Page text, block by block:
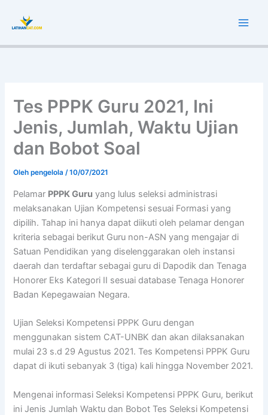
Tes PPPK Guru 2021, Ini
Jenis, Jumlah, Waktu Ujian
dan Bobot Soal
Olehpengelola/10/07/2021
Pelamar PPPK Guru yang lulus seleksi administrasi
melaksanakan Ujian Kompetensi sesuai Formasi yang
dipilih. Tahap ini hanya dapat diikuti oleh pelamar dengan
kriteria sebagai berikut Guru non-ASN yang mengajar di
Satuan Pendidikan yang diselenggarakan oleh instansi
daerah dan terdaftar sebagai guru di Dapodik dan Tenaga
Honorer Eks Kategori II sesuai database Tenaga Honorer
Badan Kepegawaian Negara.
Ujian Seleksi Kompetensi PPPK Guru dengan
menggunakan sistem CAT-UNBK dan akan dilaksanakan
mulai 23 s.d 29 Agustus 2021. Tes Kompetensi PPPK Guru
dapat di ikuti sebanyak 3 (tiga) kali hingga November 2021.
Mengenai informasi Seleksi Kompetensi PPPK Guru, berikut
ini Jenis Jumlah Waktu dan Bobot Tes Seleksi Kompetensi
t